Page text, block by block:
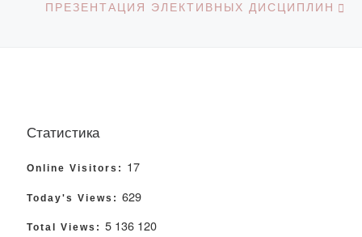
ПРЕЗЕНТАЦИЯ ЭЛЕКТИВНЫХ ДИСЦИПЛИН
Статистика
Online Visitors: 17
Today's Views: 629
Total Views: 5 136 120